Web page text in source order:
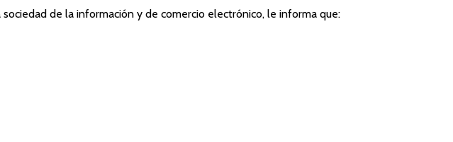
de la información y de comercio electrónico, le informa que: